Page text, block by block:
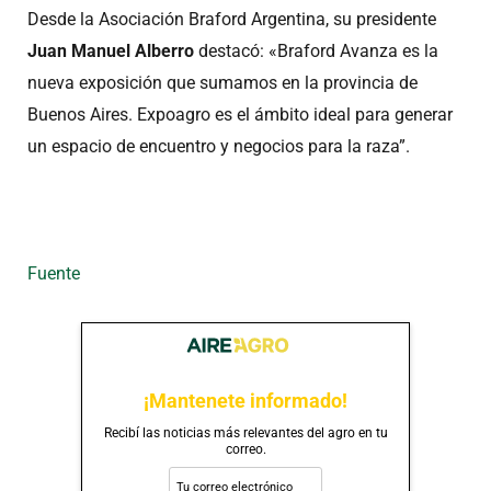
Desde la Asociación Braford Argentina, su presidente
Juan Manuel Alberro destacó: «Braford Avanza es la
nueva exposición que sumamos en la provincia de
Buenos Aires. Expoagro es el ámbito ideal para generar
un espacio de encuentro y negocios para la raza”.
Fuente
¡Mantenete informado!
Recibí las noticias más relevantes del agro en tu
correo.